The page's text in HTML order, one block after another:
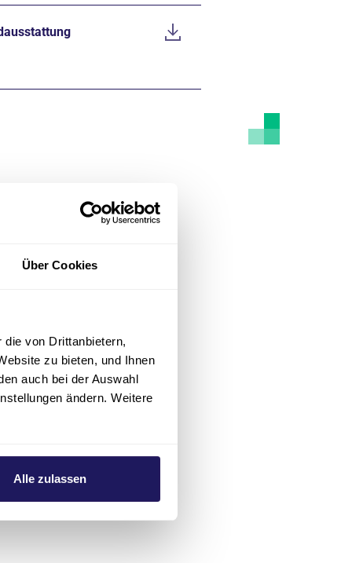
Über Cookies
von Drittanbietern,
zu bieten, und Ihnen
auch bei der Auswahl
ändern. Weitere
Alle zulassen
sind zu